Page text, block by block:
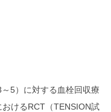
5）に対する血栓回収療
けるRCT（TENSION試